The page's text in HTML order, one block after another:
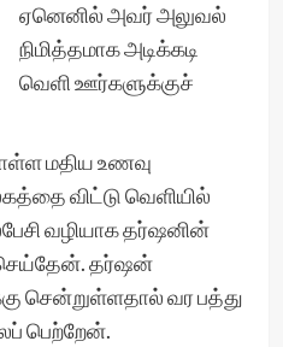
ஏனெனில் அவர் அலுவல்
நிமித்தமாக அடிக்கடி
வெளி ஊர்களுக்குச்
மதிய உணவு
விட்டு வெளியில்
வழியாக தர்ஷனின்
தர்ஷன்
சென்றுள்ளதால் வர பத்து
பெற்றேன்.